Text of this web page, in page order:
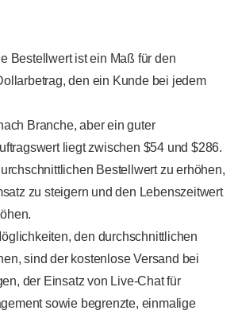
Bestellwert ist ein Maß für den
den ein Kunde bei jedem
Branche, aber ein guter
liegt zwischen $54 und $286.
Bestellwert zu erhöhen,
zu steigern und den Lebenszeitwert
den durchschnittlichen
sind der kostenlose Versand bei
der Einsatz von Live-Chat für
sowie begrenzte, einmalige